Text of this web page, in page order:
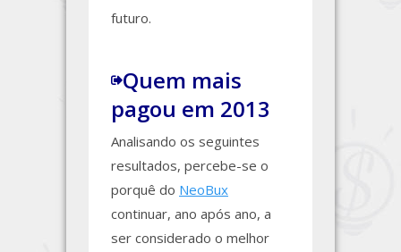
futuro.
Quem mais
pagou em 2013
Analisando os seguintes
resultados, percebe-se o
porquê do NeoBux
continuar, ano após ano, a
ser considerado o melhor